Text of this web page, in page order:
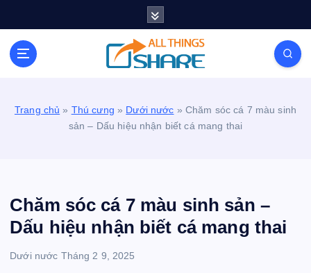
Personal Blog | Knowledge | Technology | Tips |
Pets | Life
Trang chủ » Thú cưng » Dưới nước » Chăm sóc cá 7 màu sinh
sản – Dấu hiệu nhận biết cá mang thai
Chăm sóc cá 7 màu sinh sản –
Dấu hiệu nhận biết cá mang thai
Dưới nước Tháng 2 9, 2025